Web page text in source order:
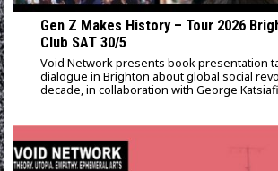
Gen Z Makes History – Tour 2026
Club SAT 30/5
Void Network presents book presentation
dialogue in Brighton about global social
decade, in collaboration with George